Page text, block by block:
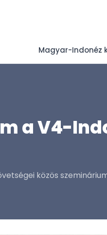
Magyar-Indonéz
a V4-
közös